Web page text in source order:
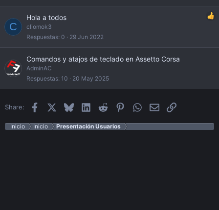
C
Hola a todos
cliomok3
Respuestas 0 29 Jun 2022
Comandos y atajos de teclado en Assetto Corsa
AdminAC
Respuestas 10 20 May 2025
Share: Facebook BlueskyLinkedInReddit PinterestWhatsApp
EmailEnlace
Inicio Inicio Presentación Usuarios